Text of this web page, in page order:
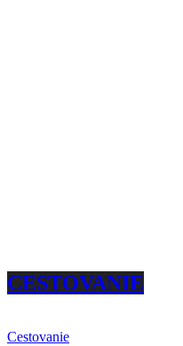
CESTOVANIE
Cestovanie